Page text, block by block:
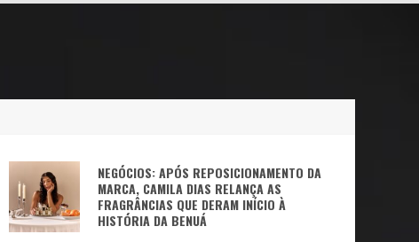
NEGÓCIOS: APÓS REPOSICIONAMENTO DA
MARCA, CAMILA DIAS RELANÇA AS
FRAGRÂNCIAS QUE DERAM INÍCIO À
HISTÓRIA DA BENUÁ